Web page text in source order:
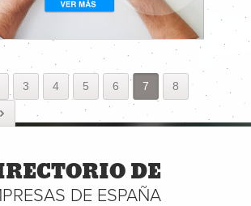
3 4 5 6 7 8
DE
DE ESPAÑA